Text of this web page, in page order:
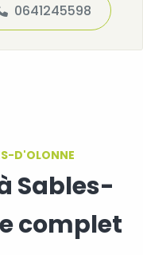
0641245598
D'OLONNE
Sables-
complet